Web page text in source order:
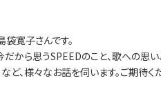
寛子さんです。
から思うSPEEDのこと、歌への思い
、様々なお話を伺います。ご期待く